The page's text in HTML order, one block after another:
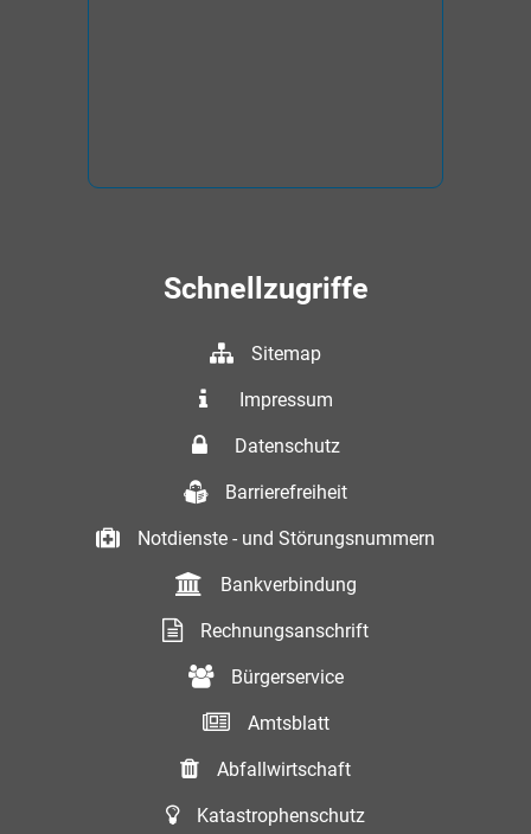
Schnellzugriffe
Sitemap
Impressum
Datenschutz
Barrierefreiheit
Notdienste - und Störungsnummern
Bankverbindung
Rechnungsanschrift
Bürgerservice
Amtsblatt
Abfallwirtschaft
Katastrophenschutz